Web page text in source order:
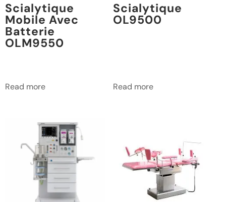
Scialytique
Mobile Avec
Batterie
OLM9550
Read more
Scialytique
OL9500
Read more